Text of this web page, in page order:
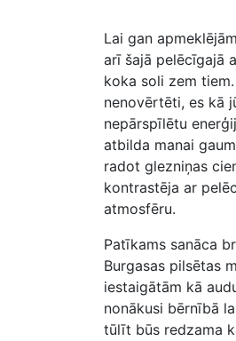
Lai gan
arī šajā pelēcīgajā
koka soli zem
nenovērtēti, es kā
nepārspīlētu
atbilda manai
radot glezniņas
kontrastēja ar
atmosfēru.
Patīkams sanāca
Burgasas pilsētas
iestaigātām kā
nonākusi bērnībā
tūlīt būs redzama